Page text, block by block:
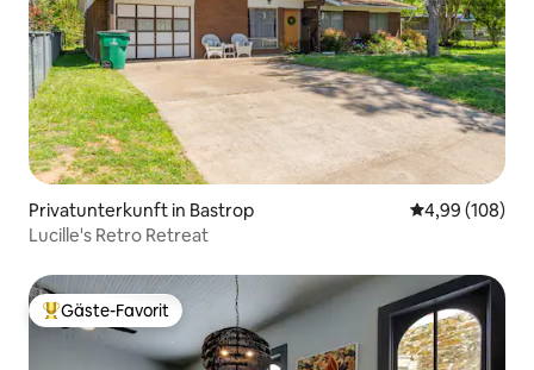
Privatunterkunft in Bastrop
4,99 (108)
Lucille's Retro Retreat
Beliebter Gäste-Favorit.
Gäste-Favorit